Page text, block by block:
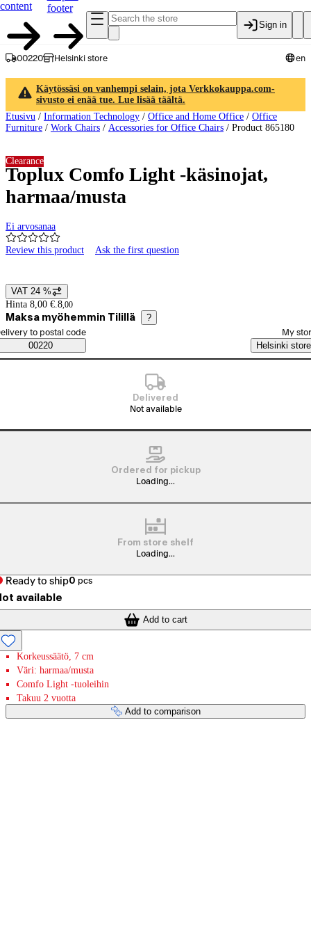
content
footer
Sign in
00220 Helsinki store en
Käytössäsi on vanhempi selain, jota Verkkokauppa.com-
sivusto ei enää tue. Lue lisää täältä.
Etusivu / Information Technology / Office and Home Office / Office
Furniture / Work Chairs / Accessories for Office Chairs / Product 865180
Toplux Comfo Light -käsinojat,
harmaa/musta
Ei arvosanaa
Review this product Ask the first question
Clearance
Price details
VAT 24 %
Hinta 8,00 €. 8,00
Maksa myöhemmin Tilillä ?
Saatavuustiedot
order method
to postal code
00220
My
Helsinki store
Delivered
Not available
Ordered for pickup
Loading...
From store shelf
Loading...
Ready to ship0 pcs
available
Add to cart
Korkeussäätö, 7 cm
Väri: harmaa/musta
Comfo Light -tuoleihin
Takuu 2 vuotta
Add to comparison